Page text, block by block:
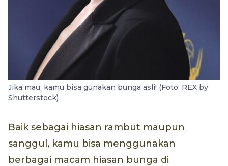
Jika mau, kamu bisa gunakan bunga asli! (Foto: REX by
Shutterstock)
Baik sebagai hiasan rambut maupun
sanggul, kamu bisa menggunakan
berbagai macam hiasan bunga di